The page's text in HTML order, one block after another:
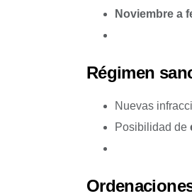
Noviembre a
Régimen
Nuevas
Posibilidad de